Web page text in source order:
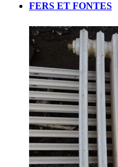
FERS ET FONTES